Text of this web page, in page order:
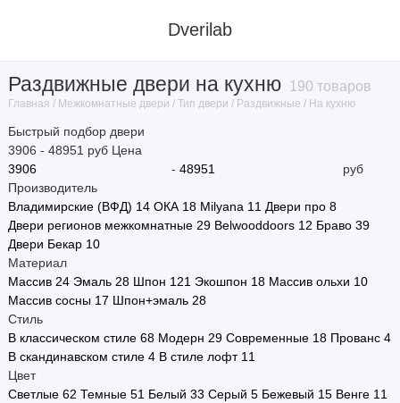
Dverilab
Раздвижные двери на кухню 190 товаров
Главная Межкомнатные двери Тип двери Раздвижные На кухню
Материал
Стиль
Назначение
Тип двери
Размер
Быстрый подбор двери
3906 - 48951 руб Цена
-
руб
Производитель
Владимирские (ВФД) 14 ОКА 18 Milyana 11 Двери про 8
Двери регионов межкомнатные 29 Belwooddoors 12 Браво 39
Двери Бекар 10
Материал
Массив 24 Эмаль 28 Шпон 121 Экошпон 18 Массив ольхи 10
Массив сосны 17 Шпон+эмаль 28
Стиль
В классическом стиле 68 Модерн 29 Современные 18 Прованс 4
В скандинавском стиле 4 В стиле лофт 11
Цвет
Светлые 62 Темные 51 Белый 33 Серый 5 Бежевый 15 Венге 11